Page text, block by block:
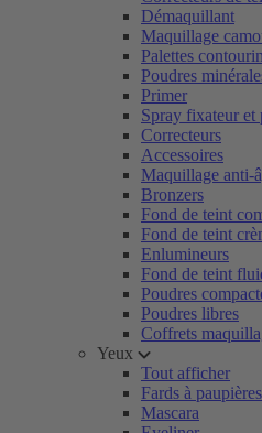
Démaquillant
Maquillage
Palettes
Poudres
Primer
Spray fixateur
Correcteurs
Accessoires
Maquillage anti-
Bronzers
Fond de teint
Fond de teint
Enlumineurs
Fond de teint
Poudres
Poudres libres
Coffrets
Yeux
Tout afficher
Fards à paupières
Mascara